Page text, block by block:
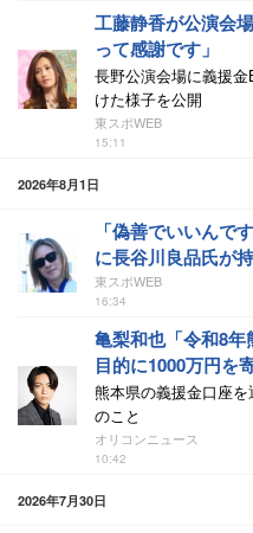
工藤静香が公演会
って感謝です」
長野公演会場に義援
けた様子を公開
東スポWEB
15:11
2026年8月1日
「偽善でいいんで
に長谷川良品氏が
東スポWEB
16:34
亀梨和也「令和8
目的に1000万円を
熊本県の義援金口座
のこと
オリコンニュース
10:42
2026年7月30日